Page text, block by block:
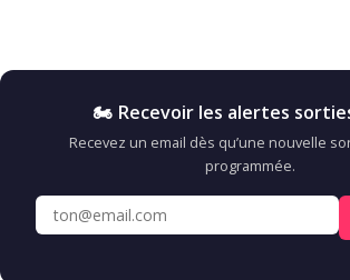
🏍️ Recevoir les alertes
Recevez un email dès qu’une nouvelle
programmée.